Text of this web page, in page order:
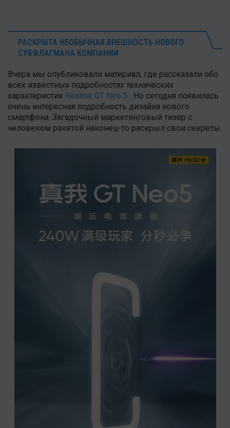
РАСКРЫТА НЕОБЫЧНАЯ ВНЕШНОСТЬ НОВОГО
СУБФЛАГМАНА КОМПАНИИ
Вчера мы опубликовали материал, где рассказали обо
всех известных подробностях технических
характеристик Realme GT Neo 5 . Но сегодня появилась
очень интересная подробность дизайна нового
смартфона. Загадочный маркетинговый тизер с
человеком ракетой наконец-то раскрыл свои секреты.